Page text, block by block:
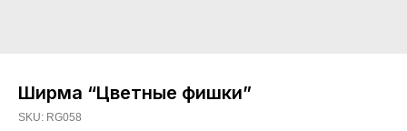
Ширма “Цветные фишки”
SKU: RG058